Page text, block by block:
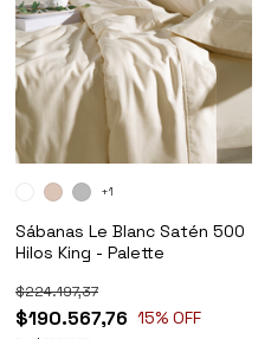
Sábanas Le Blanc Satén 500
Hilos King - Palette
$190.567,76
$224.197,37
15% OFF
+1